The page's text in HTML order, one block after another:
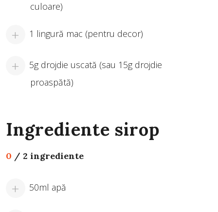
culoare)
1 lingură mac (pentru decor)
5g drojdie uscată (sau 15g drojdie
proaspătă)
Ingrediente sirop
0 / 2 ingrediente
50ml apă